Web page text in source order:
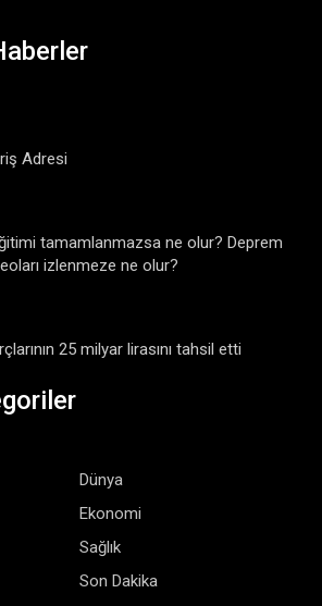
Adresi
tamamlanmazsa ne olur? Deprem
izlenmeze ne olur?
25 milyar lirasını tahsil etti
Dünya
Ekonomi
Sağlık
Son Dakika